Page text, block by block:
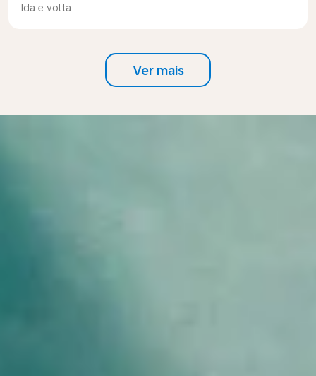
Ida e volta
Ver mais